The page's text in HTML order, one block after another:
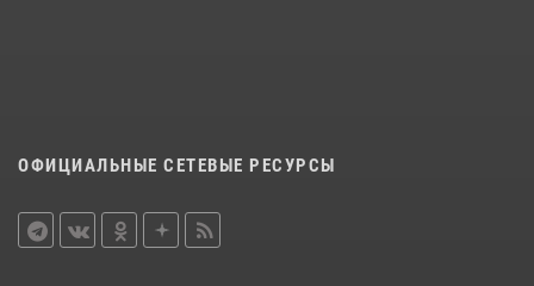
ОФИЦИАЛЬНЫЕ СЕТЕВЫЕ РЕСУРСЫ